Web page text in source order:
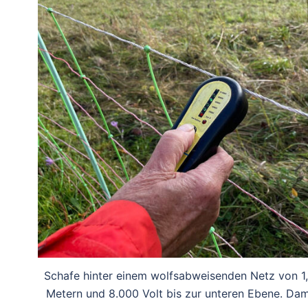
Schafe hinter einem wolfsabweisenden Netz von
Metern und 8.000 Volt bis zur unteren Ebene.